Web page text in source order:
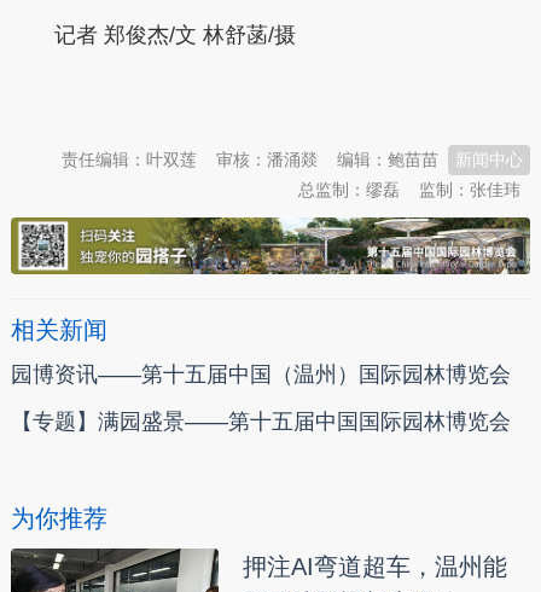
记者 郑俊杰/文 林舒菡/摄
新闻中心
编辑：鲍苗苗
审核：潘涌燚
责任编辑：叶双莲
监制：张佳玮
总监制：缪磊
相关新闻
园博资讯——第十五届中国（温州）国际园林博览会
【专题】满园盛景——第十五届中国国际园林博览会
为你推荐
押注AI弯道超车，温州能